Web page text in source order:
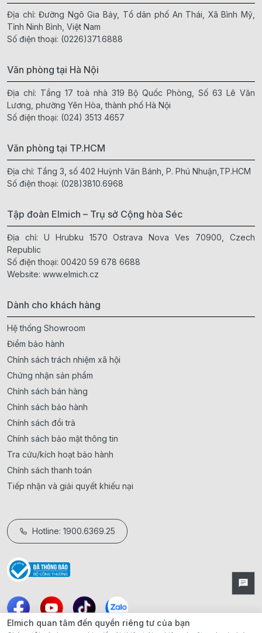
Địa chỉ: Đường Ngô Gia Bảy, Tổ dân phố An Thái, Xã Bình Mỹ,
Tỉnh Ninh Bình, Việt Nam
Số điện thoại: (0226)371.6888
Văn phòng tại Hà Nội
Địa chỉ: Tầng 17 toà nhà 319 Bộ Quốc Phòng, Số 63 Lê Văn
Lương, phường Yên Hòa, thành phố Hà Nội
Số điện thoại: (024) 3513 4657
Văn phòng tại TP.HCM
Địa chỉ: Tầng 3, số 402 Huỳnh Văn Bánh, P. Phú Nhuận,TP.HCM
Số điện thoại: (028)3810.6968
Tập đoàn Elmich – Trụ sở Cộng hòa Séc
Địa chỉ: U Hrubku 1570 Ostrava Nova Ves 70900, Czech
Republic
Số điện thoại: 00420 59 678 6688
Website: www.elmich.cz
Dành cho khách hàng
Hệ thống Showroom
Điểm bảo hành
Chính sách trách nhiệm xã hội
Chứng nhận sản phẩm
Chính sách bán hàng
Chính sách bảo hành
Chính sách đổi trả
Chính sách bảo mật thông tin
Tra cứu/kích hoạt bảo hành
Chính sách thanh toán
Tiếp nhận và giải quyết khiếu nại
Hotline: 1900.6369.25
Elmich quan tâm đến quyền riêng tư của bạn